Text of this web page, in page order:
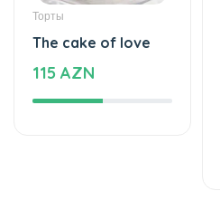
The cake of love
115 AZN